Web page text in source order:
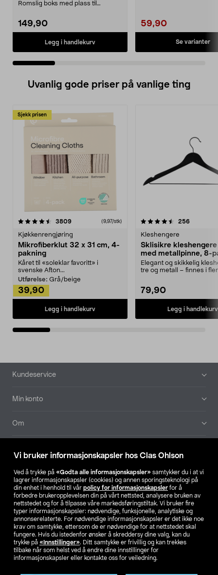
Vi bruker informasjonskapsler hos Clas Ohlson
Ved å trykke på «Godta alle informasjonskapsler» samtykker du i at vi
lagrer informasjonskapsler (cookies) og annen sporingsteknologi på
din enhet i henhold til vår policy for informasjonskapsler for å
forbedre brukeropplevelsen din på vårt nettsted, analysere bruken av
nettstedet og for å tilpasse våre markedsføringstiltak. Vi bruker fire
typer informasjonskapsler: nødvendige, funksjonelle, analytiske og
annonserelaterte. For nødvendige informasjonskapsler er det ikke noe
krav om samtykke, ettersom de er nødvendige for at nettstedet skal
fungere. Hvis du istedenfor ønsker å skreddersy dine valg, kan du
trykke på «Innstillinger». Ditt samtykke er frivillig og kan trekkes
tilbake når som helst ved å endre dine innstillinger for
informasjonskapsler eller kontakte oss for veiledning.
Romslig boks med plass til
149,90
Legg i handlekurv
59,90
Se varianter
Uvanlig gode priser på vanlige ting
Sjekk prisen
3809anmeldelser(9,97/stk)
Kjøkkenrengjøring
Mikrofiberklut 32 x 31 cm, 4-
pakning
Kåret til «soleklar favoritt» i
svenske Afton...
Utførelse: Grå/beige
39,90
Legg i handlekurv
4.5av 5 stjerner 256
Kleshengere
Sklisikre
med metallpinne, 8-
Elegant og skikkelig
tre og metall – finnes i
79,90
Legg i handlekurv
4.5av 5 stjerner
Bunntekst
Kundeservice
Min konto
Om
Våre selskaper
Finn din butikk
SE NO FI